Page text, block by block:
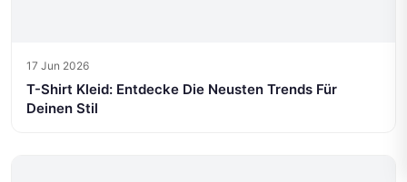
17 Jun 2026
T-Shirt Kleid: Entdecke Die Neusten Trends Für
Deinen Stil